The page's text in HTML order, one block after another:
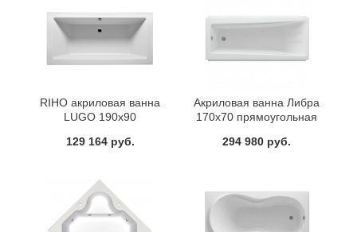
RIHO акриловая ванна
LUGO 190х90
129 164 руб.
Акриловая ванна Либра
170х70 прямоугольная
294 980 руб.